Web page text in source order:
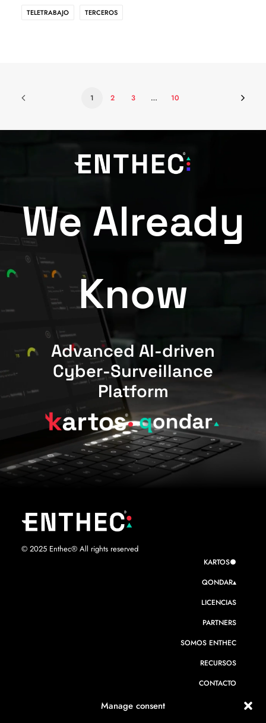
Manage consent
TELETRABAJO TERCEROS
1 2 3 … 10
We Already
Know
Advanced AI-driven
Cyber-Surveillance
Platform
© 2025 Enthec® All rights reserved
KARTOS●
QONDAR▴
LICENCIAS
PARTNERS
SOMOS ENTHEC
RECURSOS
CONTACTO